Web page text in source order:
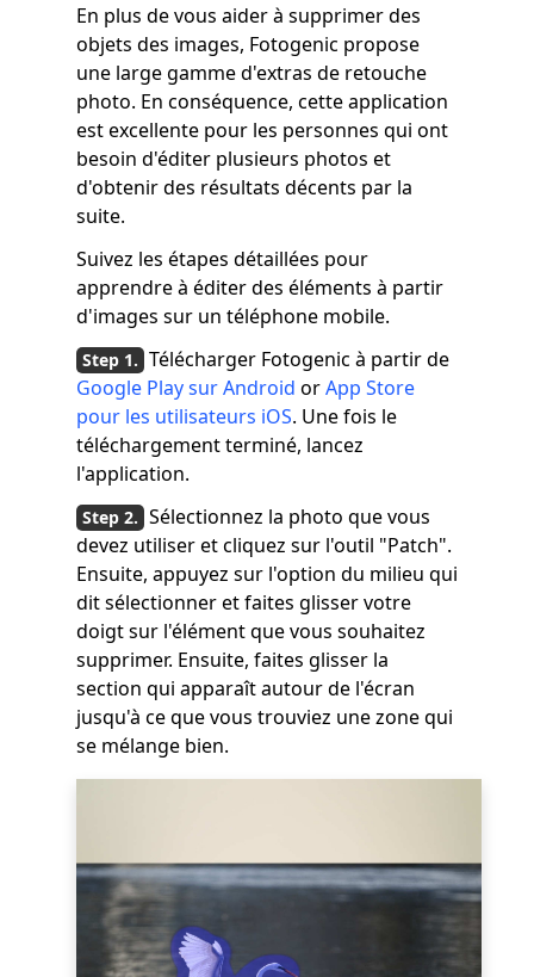
En plus de vous aider à supprimer des
objets des images, Fotogenic propose
une large gamme d'extras de retouche
photo. En conséquence, cette application
est excellente pour les personnes qui ont
besoin d'éditer plusieurs photos et
d'obtenir des résultats décents par la
suite.
Suivez les étapes détaillées pour
apprendre à éditer des éléments à partir
d'images sur un téléphone mobile.
Télécharger Fotogenic à partir de
Google Play sur Android orApp Store
pour les utilisateurs iOS. Une fois le
téléchargement terminé, lancez
l'application.
Sélectionnez la photo que vous
devez utiliser et cliquez sur l'outil "Patch".
Ensuite, appuyez sur l'option du milieu qui
dit sélectionner et faites glisser votre
doigt sur l'élément que vous souhaitez
supprimer. Ensuite, faites glisser la
section qui apparaît autour de l'écran
jusqu'à ce que vous trouviez une zone qui
se mélange bien.